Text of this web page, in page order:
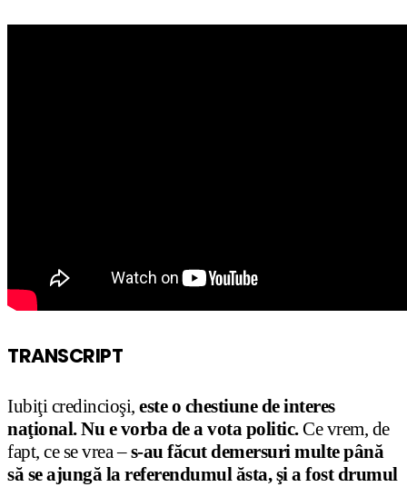
TRANSCRIPT
Iubiţi credincioşi, este o chestiune de interes
naţional.Nu e vorba de a vota politic.Ce vrem, de
fapt, ce se vrea –s-au făcut demersuri multe până
să se ajungă la referendumul ăsta, şi a fost drumul